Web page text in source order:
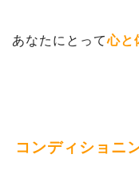
あなたにとって心と
コンディショニ